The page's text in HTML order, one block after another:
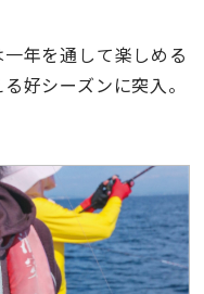
年を通して楽しめる
好シーズンに突入。